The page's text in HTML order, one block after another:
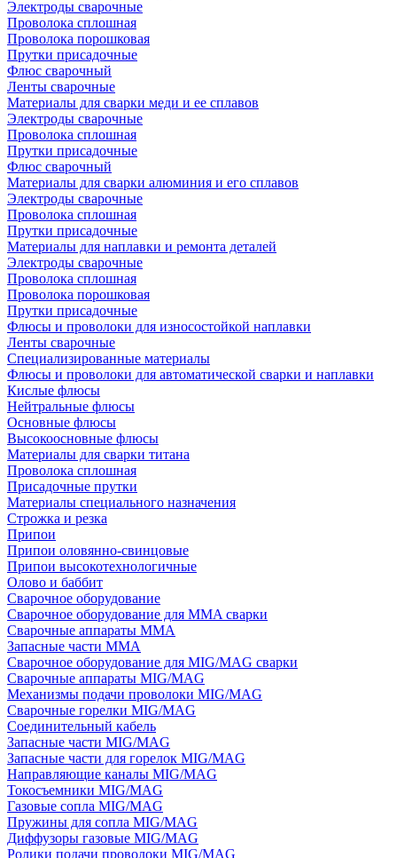
Электроды сварочные
Проволока сплошная
Проволока порошковая
Прутки присадочные
Флюс сварочный
Ленты сварочные
Материалы для сварки меди и ее сплавов
Электроды сварочные
Проволока сплошная
Прутки присадочные
Флюс сварочный
Материалы для сварки алюминия и его сплавов
Электроды сварочные
Проволока сплошная
Прутки присадочные
Материалы для наплавки и ремонта деталей
Электроды сварочные
Проволока сплошная
Проволока порошковая
Прутки присадочные
Флюсы и проволоки для износостойкой наплавки
Ленты сварочные
Специализированные материалы
Флюсы и проволоки для автоматической сварки и наплавки
Кислые флюсы
Нейтральные флюсы
Основные флюсы
Высокоосновные флюсы
Материалы для сварки титана
Проволока сплошная
Присадочные прутки
Материалы специального назначения
Строжка и резка
Припои
Припои оловянно-свинцовые
Припои высокотехнологичные
Олово и баббит
Сварочное оборудование
Сварочное оборудование для MMA сварки
Сварочные аппараты MMA
Запасные части MMA
Сварочное оборудование для MIG/MAG сварки
Сварочные аппараты MIG/MAG
Механизмы подачи проволоки MIG/MAG
Сварочные горелки MIG/MAG
Соединительный кабель
Запасные части MIG/MAG
Запасные части для горелок MIG/MAG
Направляющие каналы MIG/MAG
Токосъемники MIG/MAG
Газовые сопла MIG/MAG
Пружины для сопла MIG/MAG
Диффузоры газовые MIG/MAG
Ролики подачи проволоки MIG/MAG